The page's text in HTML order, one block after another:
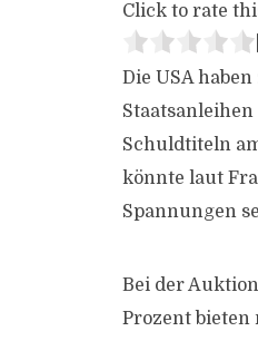
Click to rate
Die USA
Schuldtiteln
könnte laut
Spannungen
Bei der
Prozent bieten